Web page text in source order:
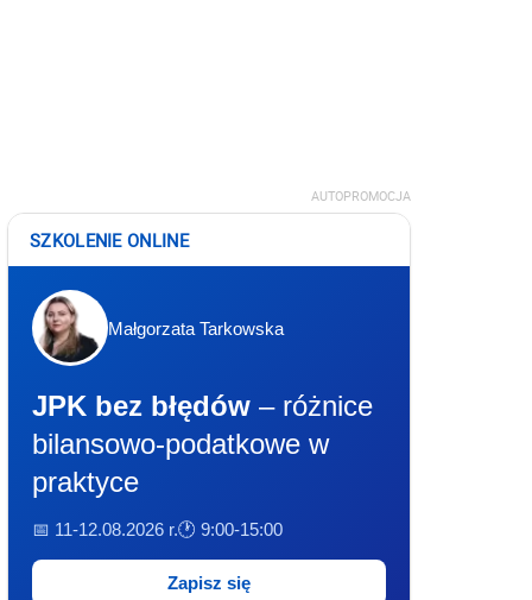
AUTOPROMOCJA
SZKOLENIE ONLINE
Małgorzata Tarkowska
JPK bez błędów – różnice
bilansowo-podatkowe w
praktyce
📅 11-12.08.2026 r.🕐 9:00-15:00
Zapisz się